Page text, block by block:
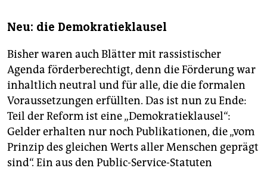
Neu: die Demokratieklausel
Bisher waren auch Blätter mit rassistischer
Agenda förderberechtigt, denn die Förderung war
inhaltlich neutral und für alle, die die formalen
Voraussetzungen erfüllten. Das ist nun zu Ende:
Teil der Reform ist eine „Demokratieklausel“:
Gelder erhalten nur noch Publikationen, die „vom
Prinzip des gleichen Werts aller Menschen geprägt
sind“. Ein aus den Public-Service-Statuten